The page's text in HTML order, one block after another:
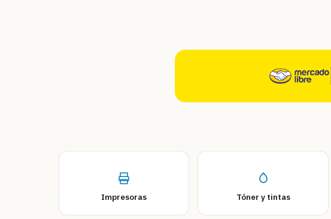
Impresoras Tóner y tintas